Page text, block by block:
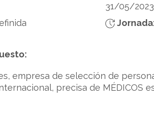
31/05/2023
empresa de selección de
precisa de MÉDICOS